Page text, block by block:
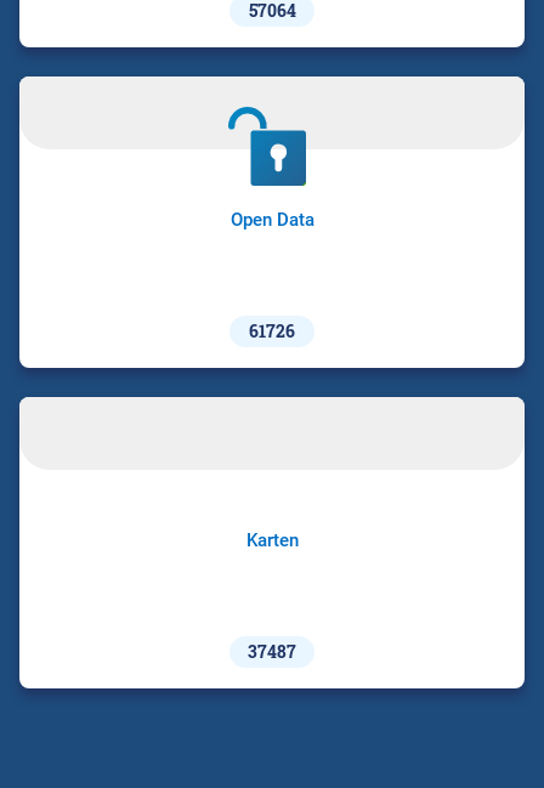
57064
Open Data
61726
Karten
37487